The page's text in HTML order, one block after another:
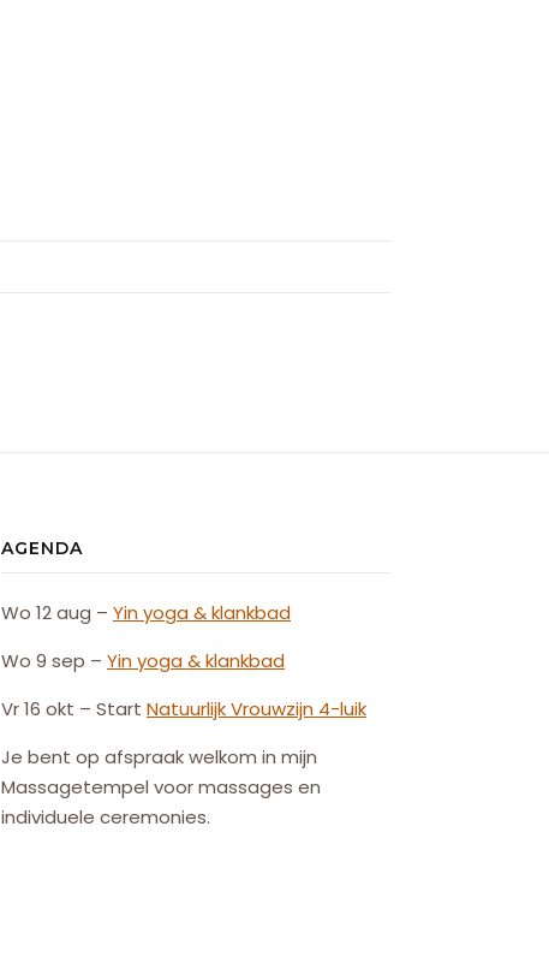
AGENDA
Wo 12 aug – Yin yoga & klankbad
Wo 9 sep – Yin yoga & klankbad
Vr 16 okt – Start NatuurlijkVrouwzijn 4-luik
Je bent op afspraak welkom in mijn
Massagetempel voor massages en
individuele ceremonies.